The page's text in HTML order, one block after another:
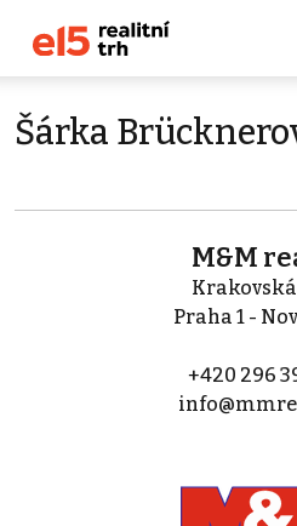
Šárka
M&M
Krakovská
Praha 1 -
+420 296